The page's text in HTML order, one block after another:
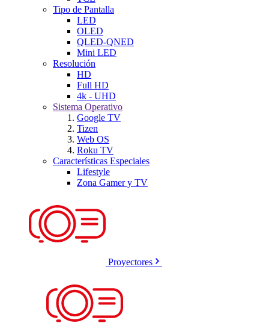
Tipo de Pantalla
LED
OLED
QLED-QNED
Mini LED
Resolución
HD
Full HD
4k - UHD
Sistema Operativo
Google TV
Tizen
Web OS
Roku TV
Características Especiales
Lifestyle
Zona Gamer y TV
Proyectores